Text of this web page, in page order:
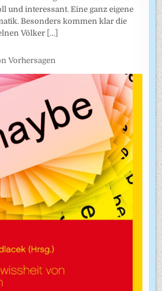
und interessant. Eine ganz eigene
Besonders kommen klar die
Völker [...]
Vorhersagen